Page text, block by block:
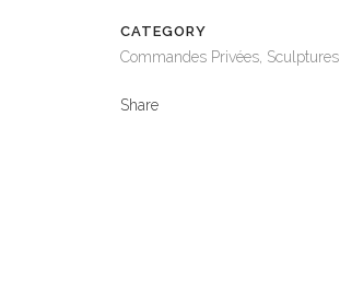
CATEGORY
Commandes Privées, Sculptures
Share